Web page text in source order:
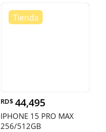
RD$ 44,495
IPHONE 15 PRO MAX
256/512GB